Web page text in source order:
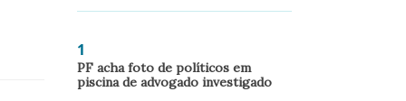
1
PF acha foto de políticos em
piscina de advogado investigado